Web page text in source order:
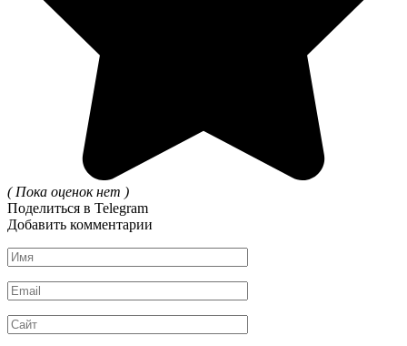
( Пока оценок нет )
Поделиться в Telegram
Добавить комментарии
Имя
*
Email
*
Сайт